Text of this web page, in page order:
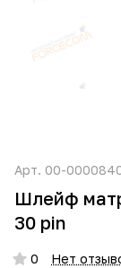
Арт. 00-
Шлейф
30 pin
0 Нет